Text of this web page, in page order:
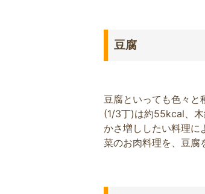
豆腐
豆腐といっても色々と
(1/3丁)は約55kcal、木
かさ増ししたい料理に
菜のお肉料理を、豆腐